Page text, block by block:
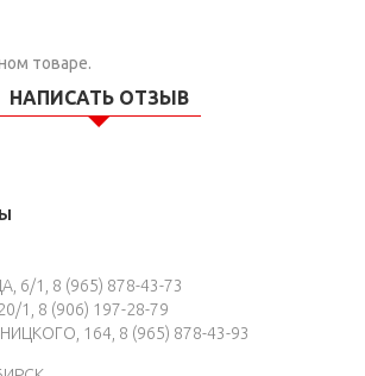
товаре.
НАПИСАТЬ ОТЗЫВ
6/1
8 (965) 878-43-73
1
8 (906) 197-28-79
164 8 (965) 878-43-93